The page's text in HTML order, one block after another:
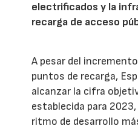
electrificados y la
recarga de acceso
A pesar del
puntos de recarga,
alcanzar la cifra
establecida para
ritmo de desarrollo